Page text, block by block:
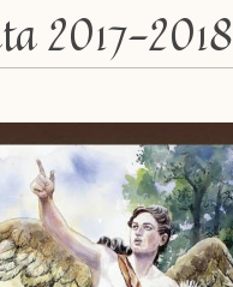
2017-2018